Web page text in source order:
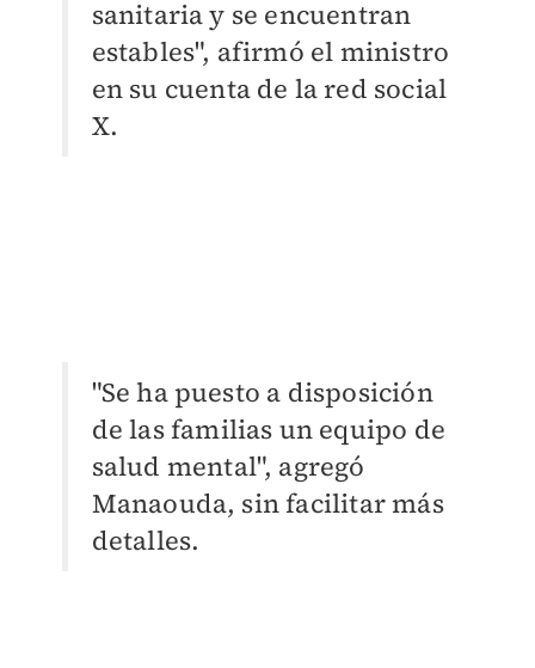
sanitaria y se encuentran
estables", afirmó el ministro
en su cuenta de la red social
X.
"Se ha puesto a disposición
de las familias un equipo de
salud mental", agregó
Manaouda, sin facilitar más
detalles.